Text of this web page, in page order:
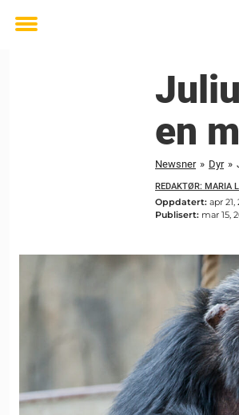
Toggle
en
Newsner » Dyr »
REDAKTØR: MARIA
Oppdatert: apr 21,
Publisert: mar 15,